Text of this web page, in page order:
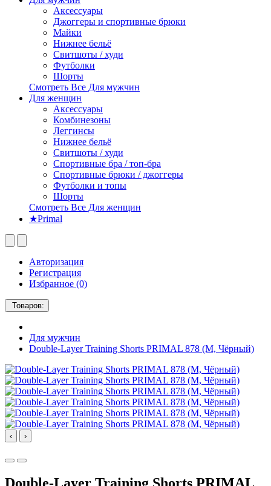
Аксессуары
Джоггеры и спортивные брюки
Майки
Нижнее бельё
Свитшоты / худи
Футболки
Шорты
Смотреть Все Для мужчин
Для женщин
Аксессуары
Комбинезоны
Леггинсы
Нижнее бельё
Свитшоты / худи
Спортивные бра / топ-бра
Спортивные брюки / джоггеры
Футболки и топы
Шорты
Смотреть Все Для женщин
★Primal
Авторизация
Регистрация
Избранное (0)
Товаров:
Для мужчин
Double-Layer Training Shorts PRIMAL 878 (M, Чёрный)
‹ ›